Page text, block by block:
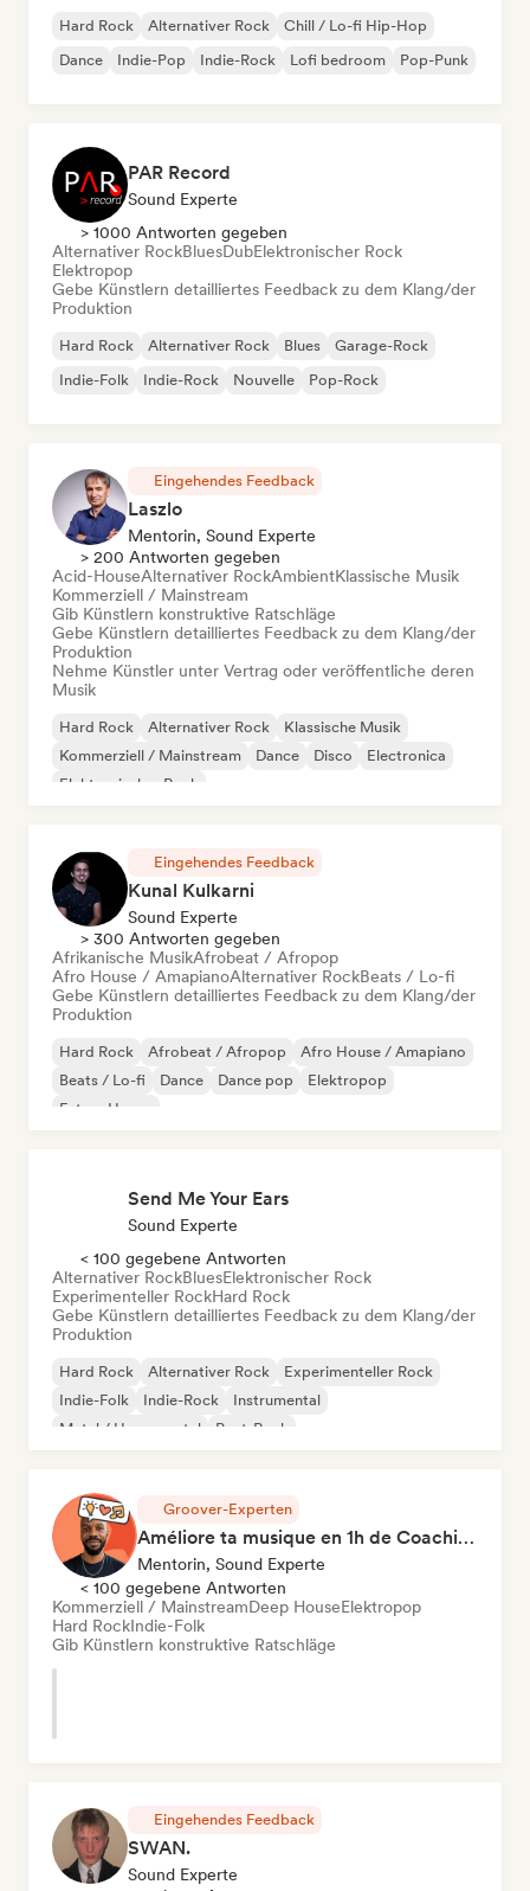
Hard Rock Alternativer Rock
Chill / Lo-fi Hip-Hop
Dance
Indie-Pop Indie-Rock Lofi bedroom Pop-Punk
PAR Record
Sound Experte
> 1000 Antworten gegeben
Alternativer RockBluesDubElektronischer Rock
Elektropop
Gebe Künstlern detailliertes Feedback zu dem Klang/der
Produktion
Hard Rock Alternativer Rock Blues
Garage-Rock
Indie-Folk
Indie-Rock Nouvelle Pop-Rock
Eingehendes Feedback
Laszlo
Mentorin, Sound Experte
> 200 Antworten gegeben
Acid-HouseAlternativer RockAmbientKlassische Musik
Kommerziell / Mainstream
Gib Künstlern konstruktive Ratschläge
Gebe Künstlern detailliertes Feedback zu dem Klang/der
Produktion
Nehme Künstler unter Vertrag oder veröffentliche deren
Musik
Hard Rock Alternativer Rock
Klassische Musik
Kommerziell / Mainstream
Dance Disco
Electronica
Elektronischer Rock
Eingehendes Feedback
Kunal Kulkarni
Sound Experte
> 300 Antworten gegeben
Afrikanische MusikAfrobeat / Afropop
Afro House / AmapianoAlternativer RockBeats / Lo-fi
Gebe Künstlern detailliertes Feedback zu dem Klang/der
Produktion
Hard Rock Afrobeat / Afropop
Afro House / Amapiano
Beats / Lo-fi
Dance Dance pop
Elektropop
Future House
Send Me Your Ears
Sound Experte
< 100 gegebene Antworten
Alternativer RockBluesElektronischer Rock
Experimenteller RockHard Rock
Gebe Künstlern detailliertes Feedback zu dem Klang/der
Produktion
Hard Rock Alternativer Rock
Experimenteller Rock
Indie-Folk
Indie-Rock
Instrumental
Metal / Heavy metal
Post-Rock
Groover-Experten
Améliore ta musique en 1h de Coaching
Mentorin, Sound Experte
< 100 gegebene Antworten
Kommerziell / MainstreamDeep HouseElektropop
Hard RockIndie-Folk
Gib Künstlern konstruktive Ratschläge
Eingehendes Feedback
SWAN.
Sound Experte